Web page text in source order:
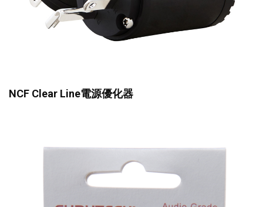
NCF Clear Line電源優化器